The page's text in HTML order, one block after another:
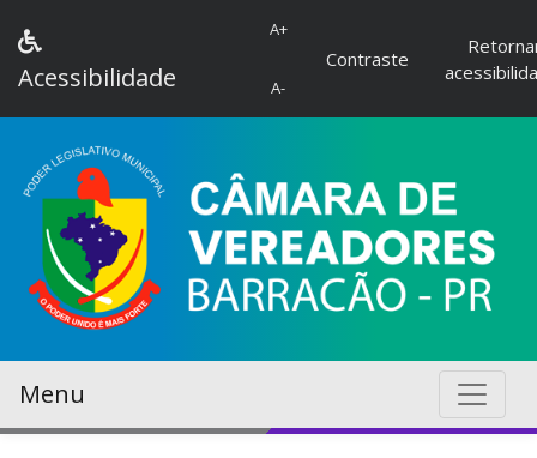
Acessibilidade
A+
A-
Contraste
Menu